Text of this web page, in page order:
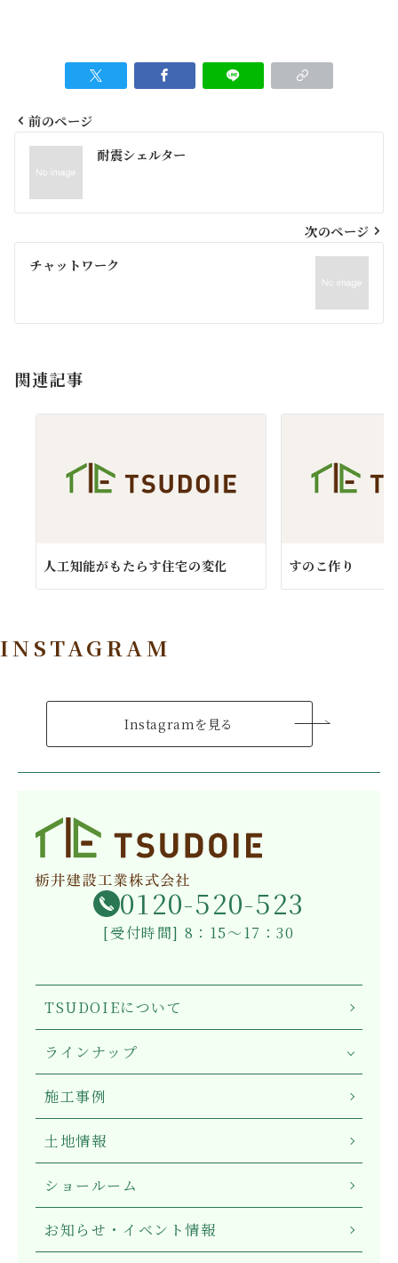
投
ナ
ビ
ゲ
シ
ン
前のページ
耐震シェルター
次のページ
チャットワーク
関連記事
人工知能がもたらす住宅の変化 すのこ作り
INSTAGRAM
Instagramを見る
0120-520-523
[受付時間] 8：15～17：30
TSUDOIEについて
ラインナップ
施工事例
土地情報
ショールーム
お知らせ・イベント情報